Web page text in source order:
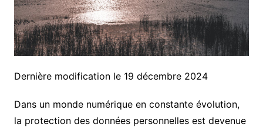
Dernière modification le 19 décembre 2024
Dans un monde numérique en constante évolution,
la protection des données personnelles est devenue